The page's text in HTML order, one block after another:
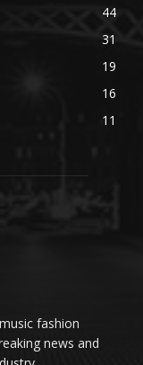
44
31
19
16
11
fashion
news and